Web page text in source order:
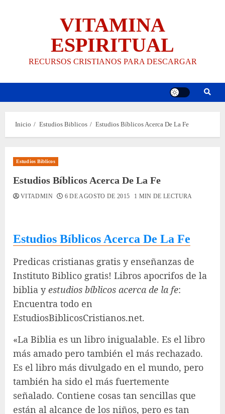
VITAMINA
ESPIRITUAL
RECURSOS CRISTIANOS PARA DESCARGAR
Inicio Estudios Biblicos Estudios Bíblicos Acerca De La Fe
Estudios Biblicos
Estudios Bíblicos Acerca De La Fe
VITADMIN 6 DE AGOSTO DE 2015 1 MIN DE LECTURA
Estudios Bíblicos Acerca De La Fe
Predicas cristianas gratis y enseñanzas de
Instituto Biblico gratis! Libros apocrifos de la
biblia yestudios bíblicos acerca de la fe:
Encuentra todo en
EstudiosBiblicosCristianos.net.
«La Biblia es un libro inigualable. Es el libro
más amado pero también el más rechazado.
Es el libro más divulgado en el mundo, pero
también ha sido el más fuertemente
señalado. Contiene cosas tan sencillas que
están al alcance de los niños, pero es tan